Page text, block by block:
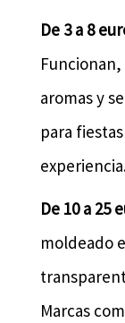
De 3 a 8
aromas y
para
De 10 a 25
moldeado
Marcas